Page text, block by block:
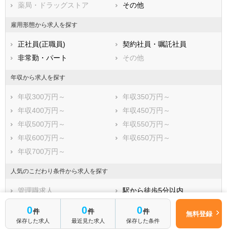
0件
保存した求人
0件
最近見た求人
0件
保存した条件
無料登録
薬局・ドラッグストア
その他
雇用形態から求人を探す
正社員(正職員)
契約社員・嘱託社員
非常勤・パート
その他
年収から求人を探す
年収300万円～
年収350万円～
年収400万円～
年収450万円～
年収500万円～
年収550万円～
年収600万円～
年収650万円～
年収700万円～
人気のこだわり条件から求人を探す
管理職求人
駅から徒歩5分以内
未経験OK
新卒OK
残業少なめ
寮・借り上げ